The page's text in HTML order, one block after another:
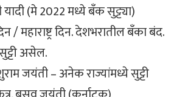
(मे 2022 मध्ये बँक सुट्ट्या)
/ महाराष्ट्र दिन. देशभरातील बँका बंद.
असेल.
जयंती – अनेक राज्यांमध्ये सुट्टी